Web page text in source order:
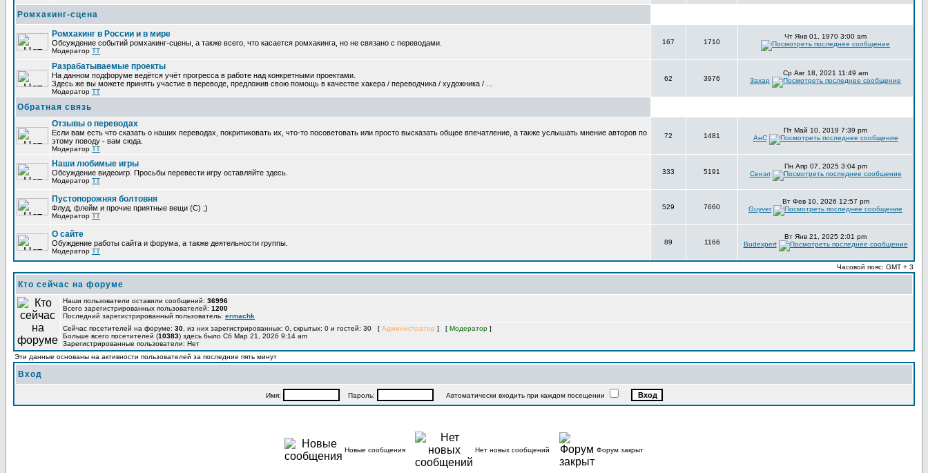
Ромхакинг-сцена
Ромхакинг в России и в мире
Обсуждение событий ромхакинг-сцены, а также всего, что касается ромхакинга, но не связано с переводами.
Модератор TT
167 1710
Чт Янв 01, 1970 3:00 am
Разрабатываемые проекты
На данном подфоруме ведётся учёт прогресса в работе над конкретными проектами.
Здесь же вы можете принять участие в переводе, предложив свою помощь в качестве хакера / переводчика / художника / ...
Модератор TT
62 3976
Ср Авг 18, 2021 11:49 am
Захар
Обратная связь
Отзывы о переводах
Если вам есть что сказать о наших переводах, покритиковать их, что-то посоветовать или просто высказать общее впечатление, а также услышать мнение авторов по
этому поводу - вам сюда.
Модератор TT
72 1481
Пт Май 10, 2019 7:39 pm
АнС
Наши любимые игры
Обсуждение видеоигр. Просьбы перевести игру оставляйте здесь.
Модератор TT
333 5191
Пн Апр 07, 2025 3:04 pm
Сенэл
Пустопорожняя болтовня
Флуд, флейм и прочие приятные вещи (C) ;)
Модератор TT
529 7660
Вт Фев 10, 2026 12:57 pm
Guyver
О сайте
Обуждение работы сайта и форума, а также деятельности группы.
Модератор TT
89 1166
Вт Янв 21, 2025 2:01 pm
Budexpert
Часовой пояс: GMT + 3
Кто сейчас на форуме
Наши пользователи оставили сообщений: 36996
Всего зарегистрированных пользователей: 1200
Последний зарегистрированный пользователь: ermachk
Сейчас посетителей на форуме: 30 , из них зарегистрированных: 0, скрытых: 0 и гостей: 30 [ Администратор ] [ Модератор ]
Больше всего посетителей (10383) здесь было Сб Мар 21, 2026 9:14 am
Зарегистрированные пользователи: Нет
Эти данные основаны на активности пользователей за последние пять минут
Вход
Имя: Пароль: Автоматически входить при каждом посещении
Новые сообщения Нет новых сообщений Форум закрыт